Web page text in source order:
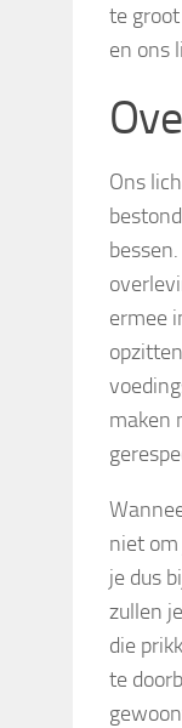
te
en ons
Ons
ermee
maken
niet
je dus
zullen
die
te